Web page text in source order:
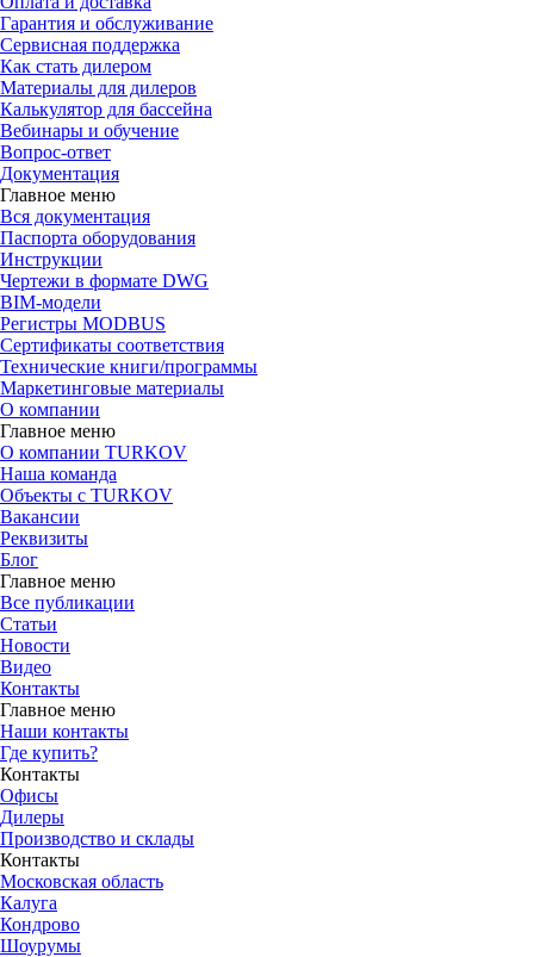
Гарантия и обслуживание
Сервисная поддержка
Как стать дилером
Материалы для дилеров
Калькулятор для бассейна
Вебинары и обучение
Вопрос-ответ
Документация
Главное меню
Вся документация
Паспорта оборудования
Инструкции
Чертежи в формате DWG
BIM-модели
Регистры MODBUS
Сертификаты соответствия
Технические книги/программы
Маркетинговые материалы
О компании
Главное меню
О компании TURKOV
Наша команда
Объекты с TURKOV
Вакансии
Реквизиты
Блог
Главное меню
Все публикации
Статьи
Новости
Видео
Контакты
Главное меню
Наши контакты
Где купить?
Контакты
Офисы
Дилеры
Производство и склады
Контакты
Московская область
Калуга
Кондрово
Шоурумы